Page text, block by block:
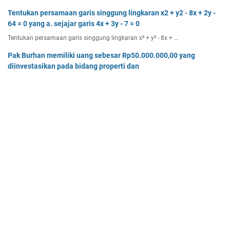
Tentukan persamaan garis singgung lingkaran x2 + y2 - 8x + 2y -
64 = 0 yang a. sejajar garis 4x + 3y - 7 = 0
Tentukan persamaan garis singgung lingkaran x² + y² - 8x + …
Pak Burhan memiliki uang sebesar Rp50.000.000,00 yang
diinvestasikan pada bidang properti dan